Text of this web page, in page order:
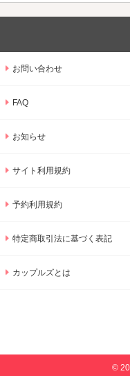
お問い合わせ
FAQ
お知らせ
サイト利用規約
予約利用規約
特定商取引法に基づく表記
カップルズとは
©